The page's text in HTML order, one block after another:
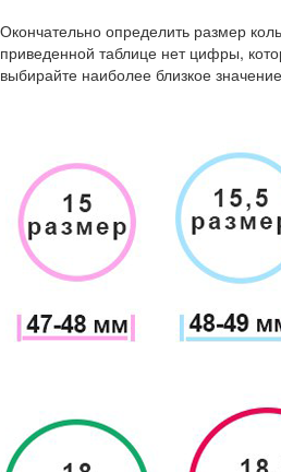
Окончательно определить размер
приведенной таблице нет цифры,
выбирайте наиболее близкое